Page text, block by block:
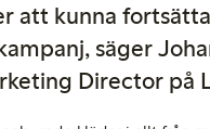
att kunna
säger
Director på